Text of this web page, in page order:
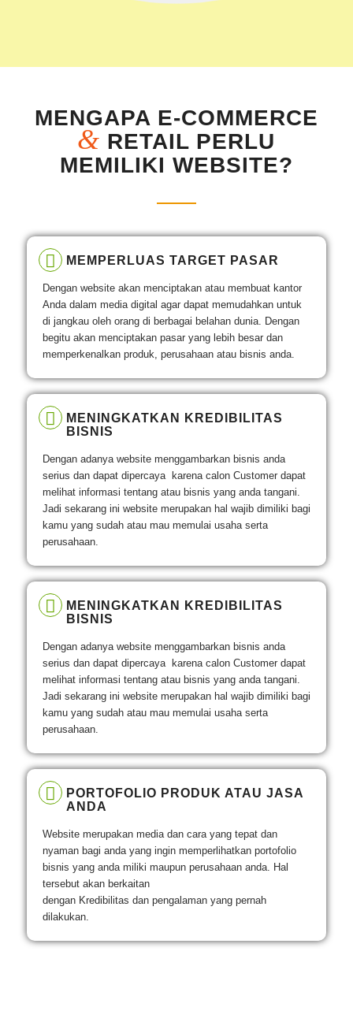
MENGAPA E-COMMERCE
& RETAIL PERLU
MEMILIKI WEBSITE?
MEMPERLUAS TARGET PASAR
Dengan website akan menciptakan atau membuat kantor
Anda dalam media digital agar dapat memudahkan untuk
di jangkau oleh orang di berbagai belahan dunia. Dengan
begitu akan menciptakan pasar yang lebih besar dan
memperkenalkan produk, perusahaan atau bisnis anda.
MENINGKATKAN KREDIBILITAS
BISNIS
Dengan adanya website menggambarkan bisnis anda
serius dan dapat dipercaya karena calon Customer dapat
melihat informasi tentang atau bisnis yang anda tangani.
Jadi sekarang ini website merupakan hal wajib dimiliki bagi
kamu yang sudah atau mau memulai usaha serta
perusahaan.
MENINGKATKAN KREDIBILITAS
BISNIS
Dengan adanya website menggambarkan bisnis anda
serius dan dapat dipercaya karena calon Customer dapat
melihat informasi tentang atau bisnis yang anda tangani.
Jadi sekarang ini website merupakan hal wajib dimiliki bagi
kamu yang sudah atau mau memulai usaha serta
perusahaan.
PORTOFOLIO PRODUK ATAU JASA
ANDA
Website merupakan media dan cara yang tepat dan
nyaman bagi anda yang ingin memperlihatkan portofolio
bisnis yang anda miliki maupun perusahaan anda. Hal
tersebut akan berkaitan
dengan Kredibilitas dan pengalaman yang pernah
dilakukan.